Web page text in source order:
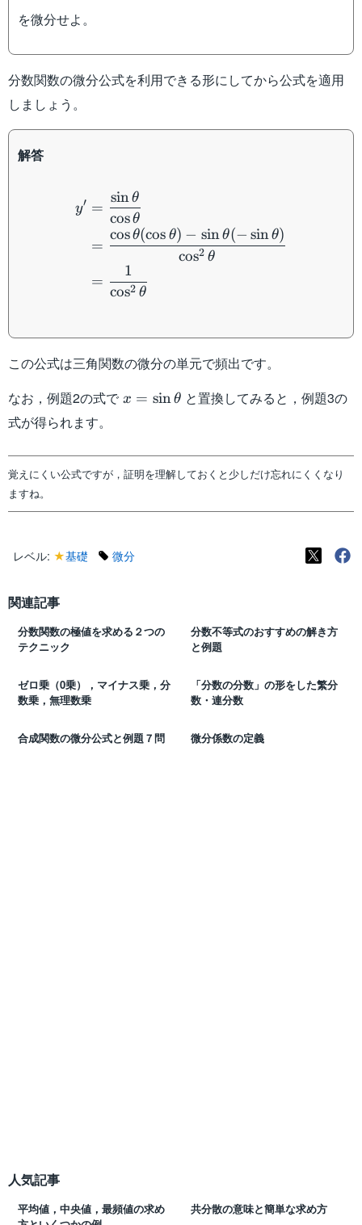
を微分せよ。
分数関数の微分公式を利用できる形にしてから公式を適用
しましょう。
解答
y′ =
cosθ
sinθ
=
cos2 θ
cosθ(cos θ) − sinθ(− sinθ)
=
cos2 θ
1
この公式は三角関数の微分の単元で頻出です。
なお，例題2の式で x=\sin
x = sinθ と置換してみると，例題3の
式が得られます。
覚えにくい公式ですが，証明を理解しておくと少しだけ忘れにくくなり
ますね。
レベル: ★基礎 微分
関連記事
分数関数の極値を求める２つの
テクニック
分数不等式のおすすめの解き方
と例題
ゼロ乗（0乗），マイナス乗，分
数乗，無理数乗
「分数の分数」の形をした繁分
数・連分数
合成関数の微分公式と例題７問 微分係数の定義
人気記事
平均値，中央値，最頻値の求め
共分散の意味と簡単な求め方